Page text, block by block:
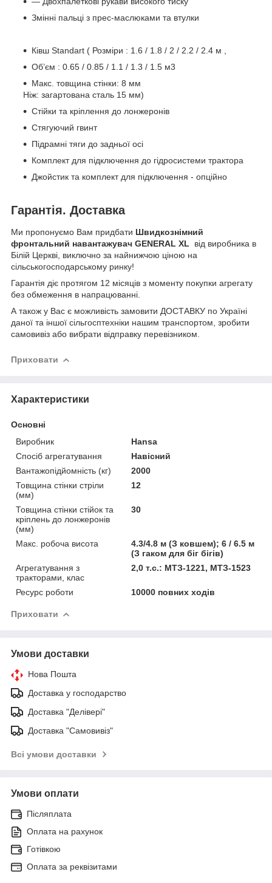
Змінні пальці з прес-маслюками та втулки
Ківш Standart ( Розміри : 1.6 / 1.8 / 2 / 2.2 / 2.4 м ,
Об’єм : 0.65 / 0.85 / 1.1 / 1.3 / 1.5 м3
Макс. товщина стінки: 8 мм
Ніж: загартована сталь 15 мм)
Стійки та кріплення до лонжеронів
Стягуючий гвинт
Підрамні тяги до задньої осі
Комплект для підключення до гідросистеми трактора
Джойстик та комплект для підключення - опційно
Гарантія. Доставка
Ми пропонуємо Вам придбати Швидкознімний
фронтальний навантажувач GENERAL XL від виробника в
Білій Церкві, виключно за найнижчою ціною на
сільськогосподарському ринку!
Гарантія діє протягом 12 місяців з моменту покупки агрегату
без обмеження в напрацюванні.
А також у Вас є можливість замовити ДОСТАВКУ по Україні
даної та іншої сільгосптехніки нашим транспортом, зробити
самовивіз або вибрати відправку перевізником.
Приховати
Характеристики
Основні
Виробник
Hansa
Спосіб агрегатування
Навісний
Вантажопідйомність (кг)
2000
Товщина стінки стріли
(мм)
12
Товщина стінки стійок та
кріплень до лонжеронів
(мм)
30
Макс. робоча висота
4.3/4.8 м (З ковшем); 6 / 6.5 м
(З гаком для біг бігів)
Агрегатування з
тракторами, клас
2,0 т.с.: МТЗ-1221, МТЗ-1523
Ресурс роботи 10000 повних ходів
Приховати
Умови доставки
Нова Пошта
Доставка у господарство
Доставка "Делівері"
Доставка "Самовивіз"
Всі умови доставки
Умови оплати
Післяплата
Оплата на рахунок
Готівкою
Оплата за реквізитами